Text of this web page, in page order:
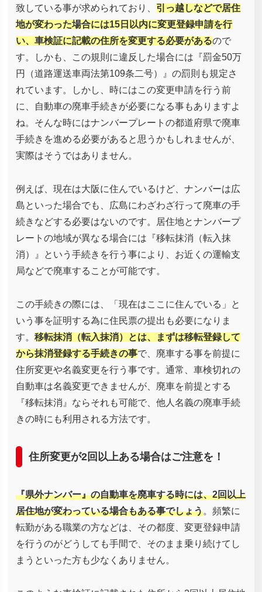
致している事が求められており、 引っ越しなどで居住
地が変わった場合には15日以内に変更登録申請を行
い、車検証に記載の住所を変更する必要があるので
す。しかも、この規則に違反した場合には『罰金50万
円（道路運送車両法第109条二号）』の罰則も規定さ
れています。しかし、時にはこの変更申請を行う前
に、自動車の廃車手続きが必要になる事もありますよ
ね。そんな時にはナンバープレートの都道府県で廃車
手続きを進める必要があると思うかもしれませんが、
実際はそうではありません。
例えば、現在は大阪に住んでいるけど、ナンバーは広
島といった場合でも、広島にわざわざ行って廃車の手
続きなどする必要はないのです。居住地とナンバープ
レートの地域が異なる場合には『移転抹消（転入抹
消）』という手続きを行う事により、お近くの運輸支
局などで廃車することが可能です。
この手続きの際には、「現在はここに住んでいる」と
いう事を証明する為に住民票の提出も必要になりま
す。 移転抹消（転入抹消）とは、まずは移転登録して
から抹消登録する手続きの事で、廃車する事を前提に
住所変更や名義変更を行う事です。通常、車検切れの
自動車は名義変更できませんが、廃車を前提とする
『移転抹消』ならそれも可能で、他人名義の廃車手続
きの時にも利用される方法です。
住所変更が2回以上ある場合はご注意を！
『県外ナンバー』の自動車を廃車する時には、2回以上
居住地が変わっている場合もある事でしょう。頻繁に
転勤がある職業の方などは、その都度、変更登録申請
を行うのがどうしても手間で、そのまま乗り続けてし
まうといった方も少なくありません。